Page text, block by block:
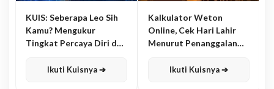
KUIS: Seberapa Leo Sih
Kamu? Mengukur
Tingkat Percaya Diri dan
Ikuti Kuisnya ➔
Kalkulator Weton
Online, Cek Hari Lahir
Menurut Penanggalan
Ikuti Kuisnya ➔